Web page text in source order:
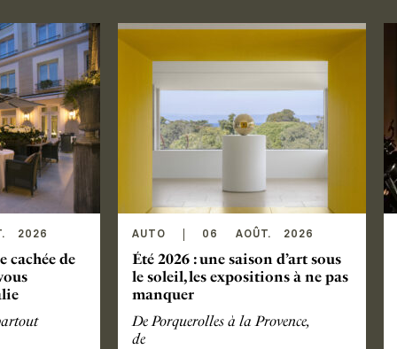
. 2026
cachée de
AUTO 06 AOÛT. 2026
Été 2026 : une saison d’art sous
le soleil, les expositions à ne pas
manquer
De Porquerolles à la Provence,
de